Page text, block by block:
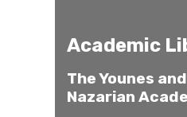
Academic
The Younes
Nazarian